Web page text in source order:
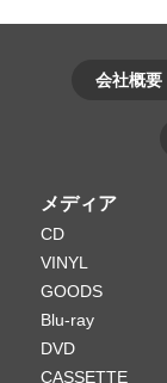
会社概要
メディア
CD
VINYL
GOODS
Blu-ray
DVD
CASSETTE